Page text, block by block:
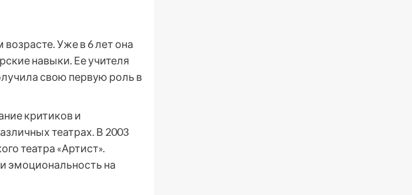
Уже в 6 лет она
навыки. Ее учителя
свою первую роль в
критиков и
театрах. В 2003
театра «Артист».
эмоциональность на